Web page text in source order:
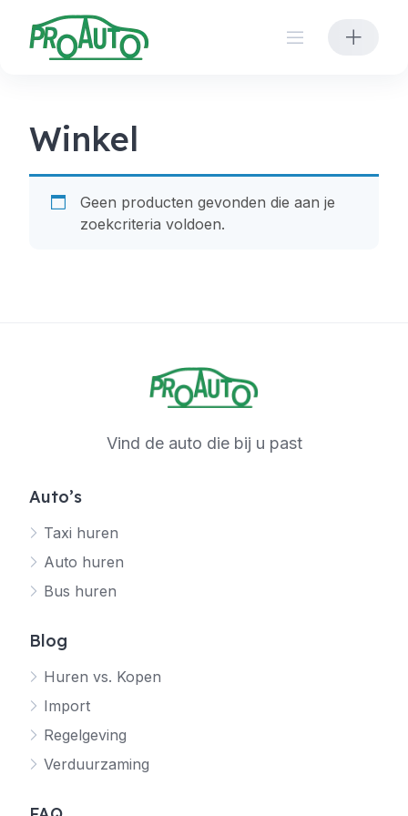
content
Winkel
Geen producten gevonden die aan je
zoekcriteria voldoen.
Vind de auto die bij u past
Auto’s
Taxi huren
Auto huren
Bus huren
Blog
Huren vs. Kopen
Import
Regelgeving
Verduurzaming